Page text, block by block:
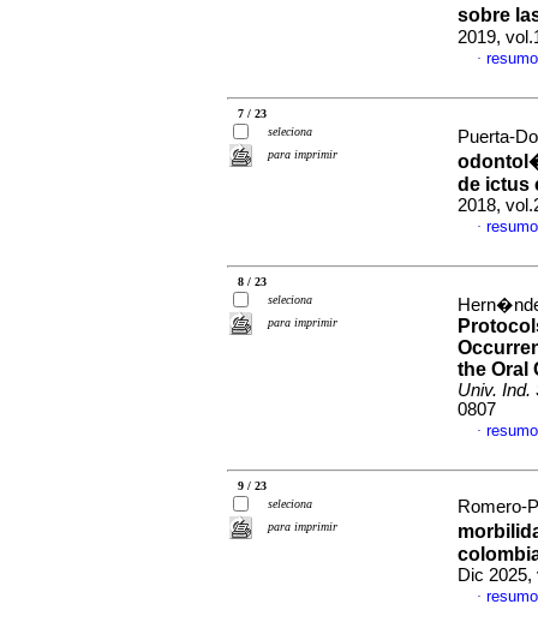
sobre
2019,
·
7 / 23
seleciona
para imprimir
Puerta-
de ictus
2018,
·
8 / 23
seleciona
para imprimir
the Oral
Univ. Ind.
0807
·
9 / 23
seleciona
para imprimir
Romero-
Dic 2025,
·